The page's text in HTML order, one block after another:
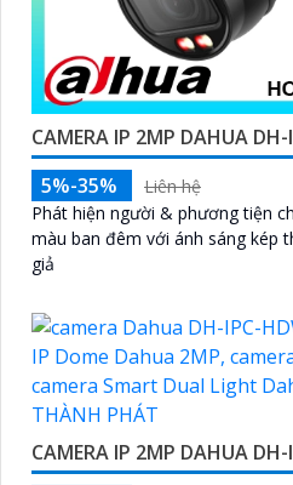
CAMERA IP 2MP DAHUA
5%-35%
Liên hệ
Phát hiện người & phương tiện
màu ban đêm với ánh sáng kép
giả
CAMERA IP 2MP DAHUA